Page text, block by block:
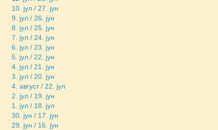
10. јул / 27. јун
9. јул / 26. јун
8. јул / 25. јун
7. јул / 24. јун
6. јул / 23. јун
5. јул / 22. јун
4. јул / 21. јун
3. јул / 20. јун
4. август / 22. јул
2. јул / 19. јун
1. јул / 18. јул
30. јун / 17. јун
29. јун / 16. јун